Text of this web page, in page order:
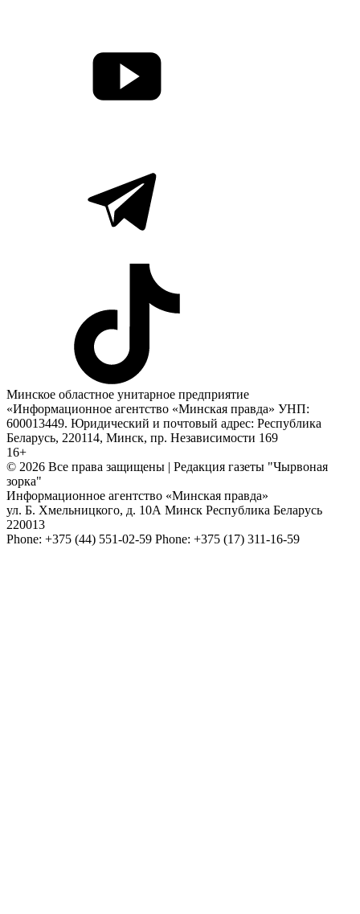
Минское областное унитарное предприятие
«Информационное агентство «Минская правда» УНП:
600013449. Юридический и почтовый адрес: Республика
Беларусь, 220114, Минск, пр. Независимости 169
16+
© 2026 Все права защищены | Редакция газеты "Чырвоная
зорка"
Информационное агентство «Минская правда»
ул. Б. Хмельницкого, д. 10А Минск Республика Беларусь
220013
Phone: +375 (44) 551-02-59 Phone: +375 (17) 311-16-59